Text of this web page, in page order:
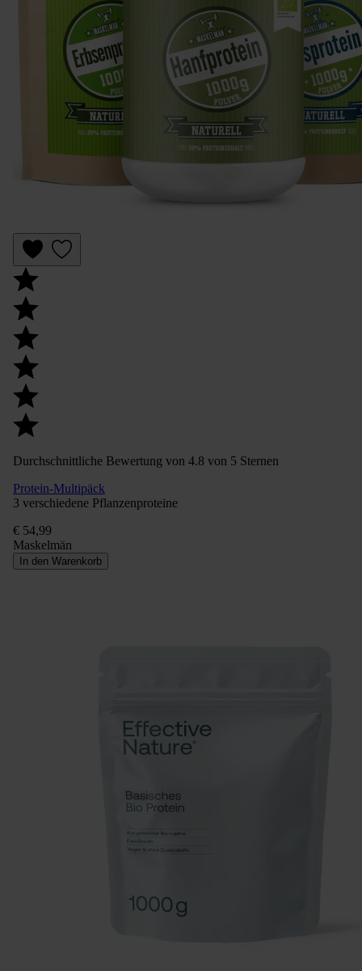
Durchschnittliche Bewertung von 4.8 von 5 Sternen
Protein-Multipäck
3 verschiedene Pflanzenproteine
€ 54,99
Maskelmän
In den Warenkorb